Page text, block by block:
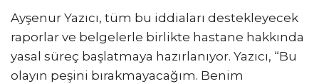
Ayşenur Yazıcı, tüm bu iddiaları destekleyecek
raporlar ve belgelerle birlikte hastane hakkında
yasal süreç başlatmaya hazırlanıyor. Yazıcı, “Bu
olayın peşini bırakmayacağım. Benim